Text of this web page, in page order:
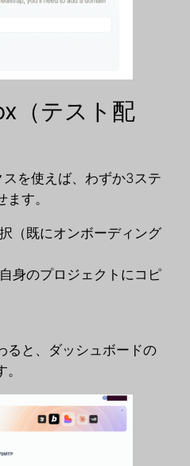
（テスト配
を使えば、わずか3ステ
す。
（既にオンボーディング
身のプロジェクトにコピ
ると、ダッシュボードの